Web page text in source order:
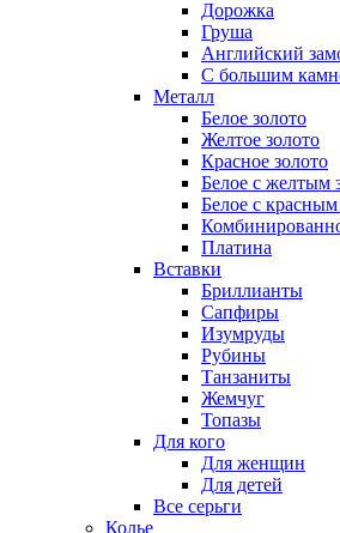
Дорожка
Груша
Английский
С большим
Металл
Белое золото
Желтое золото
Красное золото
Белое с желтым
Белое с красным
Платина
Вставки
Бриллианты
Сапфиры
Изумруды
Рубины
Танзаниты
Жемчуг
Топазы
Для кого
Для женщин
Для детей
Все серьги
Колье